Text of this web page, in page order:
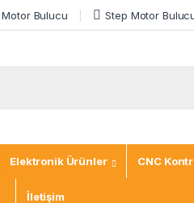
Bulucu Step Motor
Elektronik Ürünler CNC
İletişim